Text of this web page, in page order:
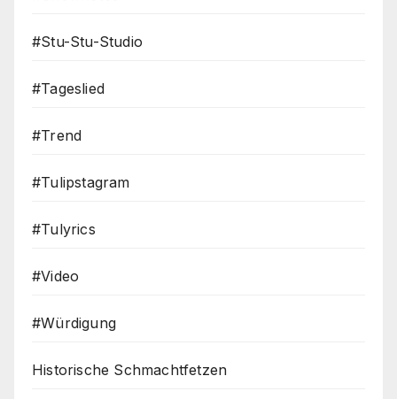
#Stu-Stu-Studio
#Tageslied
#Trend
#Tulipstagram
#Tulyrics
#Video
#Würdigung
Historische Schmachtfetzen